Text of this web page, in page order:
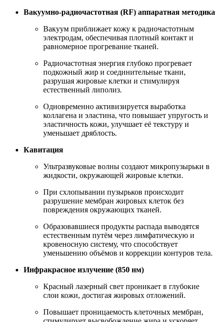
Вакуумно-радиочастотная (RF) аппаратная методика
Вакуум приближает кожу к радиочастотным
электродам, обеспечивая плотный контакт и
равномерное прогревание тканей.
Радиочастотная энергия глубоко прогревает
подкожный жир и соединительные ткани,
разрушая жировые клетки и стимулируя
естественный липолиз.
Одновременно активизируется выработка
коллагена и эластина, что повышает упругость и
эластичность кожи, улучшает её текстуру и
уменьшает дряблость.
Кавитация
Ультразвуковые волны создают микропузырьки в
жидкости, окружающей жировые клетки.
При схлопывании пузырьков происходит
разрушение мембран жировых клеток без
повреждения окружающих тканей.
Образовавшиеся продукты распада выводятся
естественным путём через лимфатическую и
кровеносную систему, что способствует
уменьшению объёмов и коррекции контуров тела.
Инфракрасное излучение (850 нм)
Красный лазерный свет проникает в глубокие
слои кожи, достигая жировых отложений.
Повышает проницаемость клеточных мембран,